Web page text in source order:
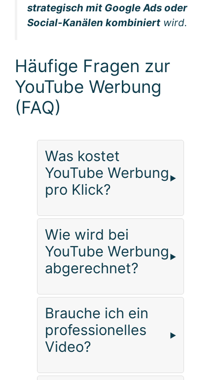
strategisch mit Google Ads oder
Social-Kanälen kombiniert wird.
Häufige Fragen zur
YouTube Werbung
(FAQ)
Was kostet
YouTube Werbung
pro Klick?
Wie wird bei
YouTube Werbung
abgerechnet?
Brauche ich ein
professionelles
Video?